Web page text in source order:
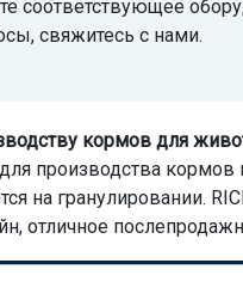
соответствующее
свяжитесь с нами.
кормов для
производства кормов
на гранулировании.
отличное